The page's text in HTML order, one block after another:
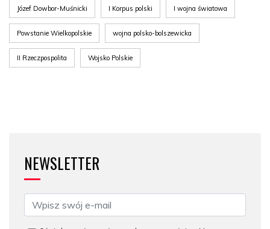
Józef Dowbor-Muśnicki I Korpus polski I wojna światowa
Powstanie Wielkopolskie wojna polsko-bolszewicka
II Rzeczpospolita Wojsko Polskie
NEWSLETTER